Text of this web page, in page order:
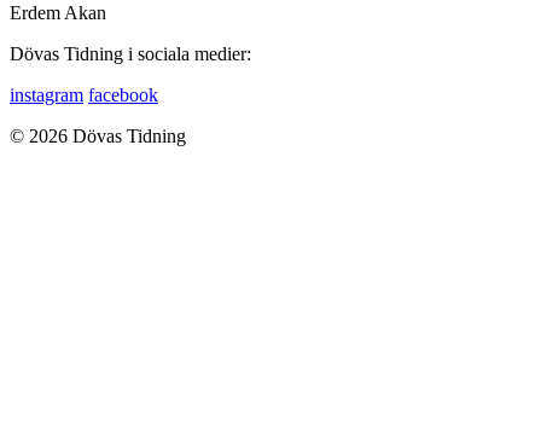
Erdem Akan
Dövas Tidning i sociala medier:
instagram facebook
© 2026 Dövas Tidning